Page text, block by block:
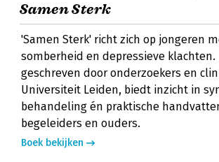
Samen Sterk
'Samen Sterk' richt zich op jongeren
somberheid en depressieve klachten.
geschreven door onderzoekers en
Universiteit Leiden, biedt inzicht in
behandeling én praktische
begeleiders en ouders.
Boek bekijken